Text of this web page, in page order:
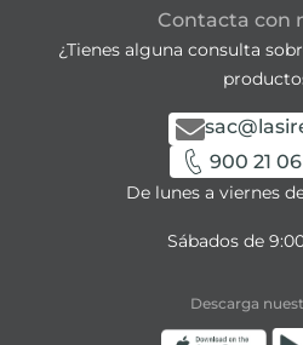
Contacta con
¿Tienes alguna consulta
900 21 06
De lunes a viernes
Sábados de
Descarga